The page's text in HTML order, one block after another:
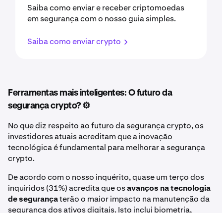
Saiba como enviar e receber criptomoedas
em segurança com o nosso guia simples.
Saiba como enviar crypto
Ferramentas mais inteligentes: O futuro da
segurança crypto? ⚙️
No que diz respeito ao futuro da segurança crypto, os
investidores atuais acreditam que a inovação
tecnológica é fundamental para melhorar a segurança
crypto.
De acordo com o nosso inquérito, quase um terço dos
inquiridos (31%) acredita que osavanços na tecnologia
de segurançaterão o maior impacto na manutenção da
segurança dos ativos digitais. Isto inclui biometria,